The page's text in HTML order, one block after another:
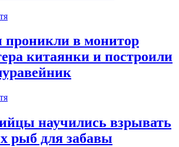
в монитор
китаянки и построили
научились взрывать
рыб для забавы